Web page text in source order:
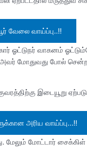
வேலை வாய்ப்பு..!!
ஓட்டுநர் வாகனம்
மோதுவது போல்
இடையூறு
அரிய வாய்ப்பு…!!
மேலும் மோட்டார் சைக்கிள்